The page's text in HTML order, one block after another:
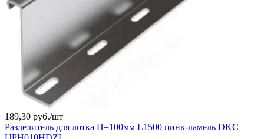
189,30 руб./шт
Разделитель для лотка H=100мм L1500 цинк-ламель DKC